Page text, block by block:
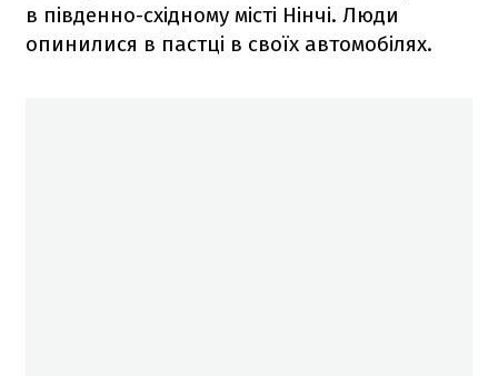
в південно-східному місті Нінчі. Люди
опинилися в пастці в своїх автомобілях.